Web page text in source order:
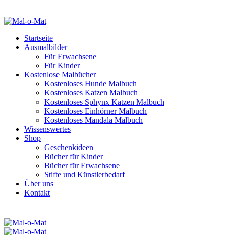
Startseite
Ausmalbilder
Für Erwachsene
Für Kinder
Kostenlose Malbücher
Kostenloses Hunde Malbuch
Kostenloses Katzen Malbuch
Kostenloses Sphynx Katzen Malbuch
Kostenloses Einhörner Malbuch
Kostenloses Mandala Malbuch
Wissenswertes
Shop
Geschenkideen
Bücher für Kinder
Bücher für Erwachsene
Stifte und Künstlerbedarf
Über uns
Kontakt